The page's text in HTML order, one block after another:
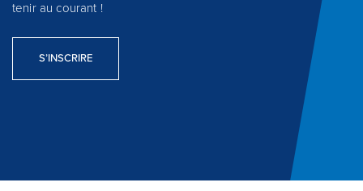
tenir au courant !
S’INSCRIRE